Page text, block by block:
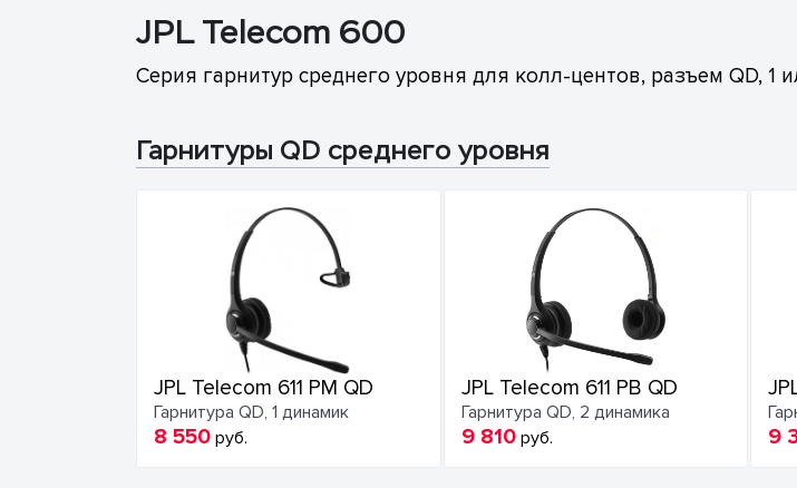
JPL Telecom 600
Серия гарнитур среднего уровня для колл-центов, разъем QD, 1
Гарнитуры QD среднего уровня
JPL Telecom 611 PM QD
Гарнитура QD, 1 динамик
8 550 руб.
JPL Telecom 611 PB QD
Гарнитура QD, 2 динамика
9 810руб. 9